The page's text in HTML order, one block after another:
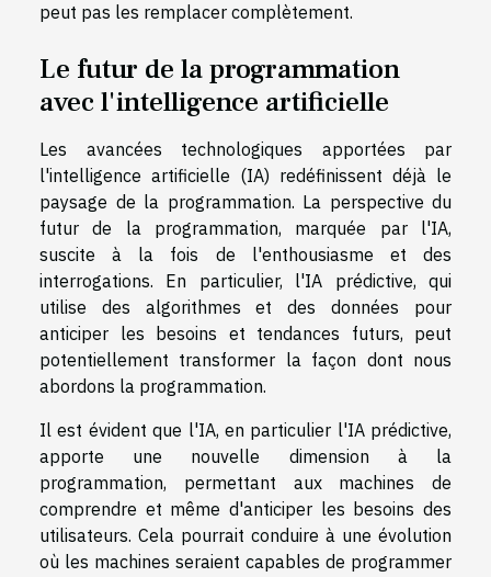
peut pas les remplacer complètement.
Le futur de la programmation
avec l'intelligence artificielle
Les avancées technologiques apportées par
l'intelligence artificielle (IA) redéfinissent déjà le
paysage de la programmation. La perspective du
futur de la programmation, marquée par l'IA,
suscite à la fois de l'enthousiasme et des
interrogations. En particulier, l'IA prédictive, qui
utilise des algorithmes et des données pour
anticiper les besoins et tendances futurs, peut
potentiellement transformer la façon dont nous
abordons la programmation.
Il est évident que l'IA, en particulier l'IA prédictive,
apporte une nouvelle dimension à la
programmation, permettant aux machines de
comprendre et même d'anticiper les besoins des
utilisateurs. Cela pourrait conduire à une évolution
où les machines seraient capables de programmer